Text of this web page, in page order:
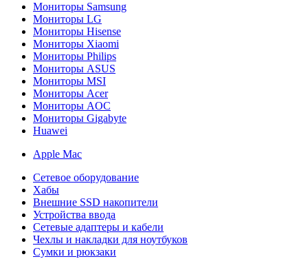
Мониторы Samsung
Мониторы LG
Мониторы Hisense
Мониторы Xiaomi
Мониторы Philips
Мониторы ASUS
Мониторы MSI
Мониторы Acer
Мониторы AOC
Мониторы Gigabyte
Huawei
Apple Mac
Сетевое оборудование
Хабы
Внешние SSD накопители
Устройства ввода
Сетевые адаптеры и кабели
Чехлы и накладки для ноутбуков
Сумки и рюкзаки